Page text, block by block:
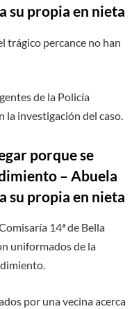
su propia en nieta
trágico percance no han
de la Policía
la investigación del caso.
porque se
– Abuela
su propia en nieta
14ª de Bella
uniformados de la
por una vecina acerca